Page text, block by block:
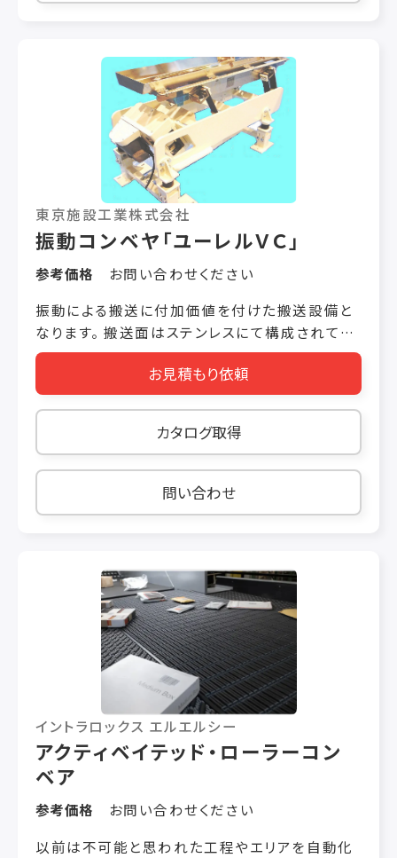
東京施設工業株式会社
振動コンベヤ「ユーレルＶＣ」
参考価格
お問い合わせください
振動による搬送に付加価値を付けた搬送設備と
なります。 搬送面はステンレスにて構成されてお
り、搬送によるコンタミの心配は必要ありません。
単なる搬送から”ふるい”、”展開”、”均し”、”整
列”等 生産工程の問題を解決します。 ＜製品の
特長＞ 特長① ”搬送” コンタミの心配を
せず、次工程へ製品を搬送することが出来ます。
特長② ”ふるい” 搬送面をパンチング板
や金網にすることで製品の大小をふるい分けるこ
とが出来ます。 特長③ ”展開” 各種検査
填されて下膨れになった製品を振動を用いて
⑤ ”整列” ロボットや各種次工程機器に
長手方向に整列して供給することが出来ます。
お見積もり依頼
カタログ取得
問い合わせ
イントラロックス エルエルシー
アクティベイテッド・ローラーコン
ベア
参考価格
お問い合わせください
以前は不可能と思われた工程やエリアを自動化